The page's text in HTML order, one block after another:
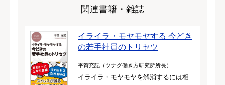
関連書籍・雑誌
イライラ・モヤモヤする 今どき
の若手社員のトリセツ
平賀充記（ツナグ働き方研究所所長）
イライラ・モヤモヤを解消するには相